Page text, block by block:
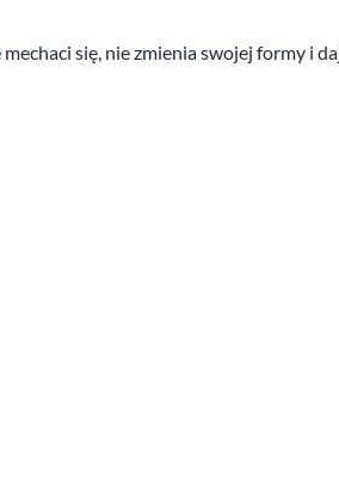
się, nie zmienia swojej formy i